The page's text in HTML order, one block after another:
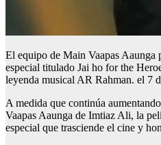
El equipo de Main Vaapas Aaunga
especial titulado Jai ho for the
leyenda musical AR Rahman. el 7
A medida que continúa
Vaapas Aaunga de Imtiaz Ali, la
especial que trasciende el cine y